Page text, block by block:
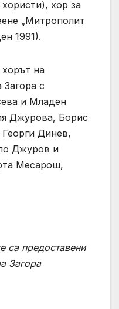
хор за
„Митрополит
1991).
на
с
и Младен
Джурова, Борис
Динев,
Джуров и
Месарош,
са предоставени
Загора